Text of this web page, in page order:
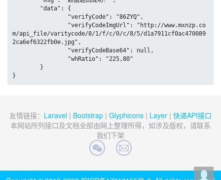
m/api_file/varitycode/8/1/f/c/0/c/8/5/d1a7911cf0ac470089
2ca6ef6322fb0e.jpg",
}
友情链接： Laravel | Bootstrap | Glyphicons | Layer | 快递API接口
本网站所列接口及文档全部由网上整理所得，如涉及版权，请联系
我们下架